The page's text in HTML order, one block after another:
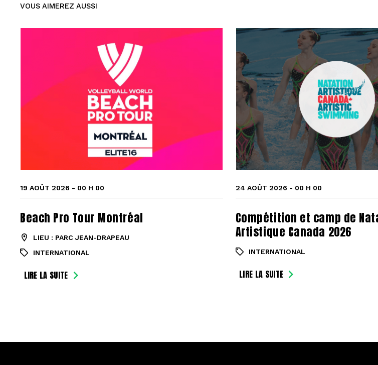
VOUS AIMEREZ AUSSI
19 AOÛT 2026 - 00 H 00
Beach Pro Tour Montréal
LIEU : PARC JEAN-DRAPEAU
INTERNATIONAL
LIRE LA SUITE
24 AOÛT 2026 - 00 H 00
Compétition et camp de
Artistique Canada 2026
INTERNATIONAL
LIRE LA SUITE